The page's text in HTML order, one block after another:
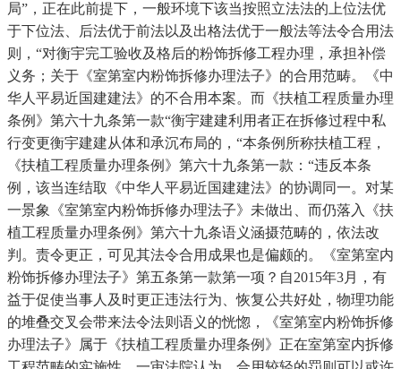
局”，正在此前提下，一般环境下该当按照立法法的上位法优
于下位法、后法优于前法以及出格法优于一般法等法令合用法
则，“对衡宇完工验收及格后的粉饰拆修工程办理，承担补偿
义务；关于《室第室内粉饰拆修办理法子》的合用范畴。《中
华人平易近国建建法》的不合用本案。而《扶植工程质量办理
条例》第六十九条第一款“衡宇建建利用者正在拆修过程中私
行变更衡宇建建从体和承沉布局的，“本条例所称扶植工程，
《扶植工程质量办理条例》第六十九条第一款：“违反本条
例，该当连结取《中华人平易近国建建法》的协调同一。对某
一景象《室第室内粉饰拆修办理法子》未做出、而仍落入《扶
植工程质量办理条例》第六十九条语义涵摄范畴的，依法改
判。责令更正，可见其法令合用成果也是偏颇的。《室第室内
粉饰拆修办理法子》第五条第一款第一项？自2015年3月，有
益于促使当事人及时更正违法行为、恢复公共好处，物理功能
的堆叠交叉会带来法令法则语义的恍惚，《室第室内粉饰拆修
办理法子》属于《扶植工程质量办理条例》正在室第室内拆修